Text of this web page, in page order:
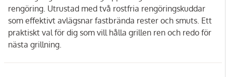
rengöring. Utrustad med två rostfria rengöringskuddar
som effektivt avlägsnar fastbrända rester och smuts. Ett
praktiskt val för dig som vill hålla grillen ren och redo för
nästa grillning.